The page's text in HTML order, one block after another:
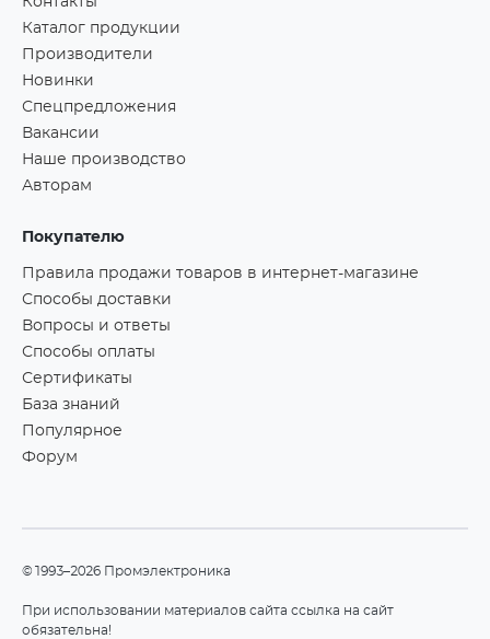
Каталог продукции
Производители
Новинки
Спецпредложения
Вакансии
Наше производство
Авторам
Покупателю
Правила продажи товаров в интернет-магазине
Способы доставки
Вопросы и ответы
Способы оплаты
Сертификаты
База знаний
Популярное
Форум
©1993–2026 Промэлектроника
При использовании материалов сайта ссылка на сайт
обязательна!